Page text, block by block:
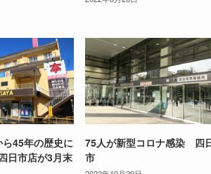
45年の歴史に
日市店が3月末
75人が新型コロナ感染 四
市